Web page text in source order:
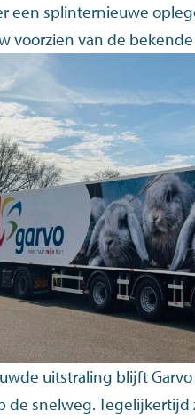
een splinternieuwe
voorzien van de
uitstraling blijft
de snelweg.